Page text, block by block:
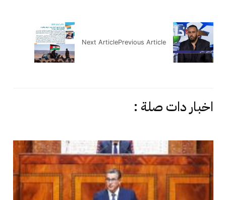
Previous Article
Next Article
اخبار دات صلة :